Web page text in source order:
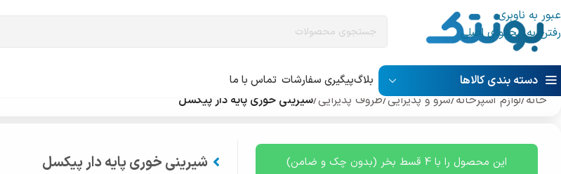
عبور به ناوبری
رفتن به محتوای اصلی
دسته بندی کالاها بلاگپیگیری سفارشات تماس با ما
خانه/لوازم آشپرخانه/سرو و پذیرایی/ظروف پذیرایی/شیرینی خوری پایه دار پیکسل
این محصول را با 4 قسط بخر (بدون چک و ضامن) شیرینی خوری پایه دار پیکسل